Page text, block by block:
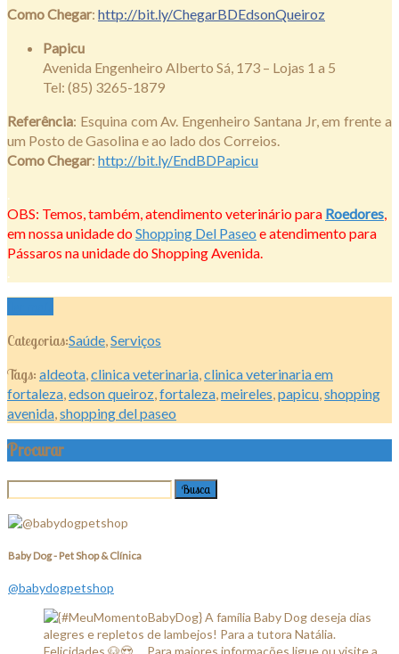
Como Chegar: http://bit.ly/ChegarBDEdsonQueiroz
Papicu
Avenida Engenheiro Alberto Sá, 173 – Lojas 1 a 5
Tel: (85) 3265-1879
Referência: Esquina com Av. Engenheiro Santana Jr, em frente a
um Posto de Gasolina e ao lado dos Correios.
Como Chegar: http://bit.ly/EndBDPapicu
OBS: Temos, também, atendimento veterinário para Roedores
em nossa unidade doShopping Del Paseo e atendimento para
Pássaros na unidade do Shopping Avenida.
Categorias:Saúde Serviços
Tags: aldeota clinica veterinaria clinica veterinaria em
fortaleza edson queiroz fortaleza meireles papicu shopping
avenida shopping del paseo
Procurar
Baby Dog - Pet Shop & Clínica
@babydogpetshop